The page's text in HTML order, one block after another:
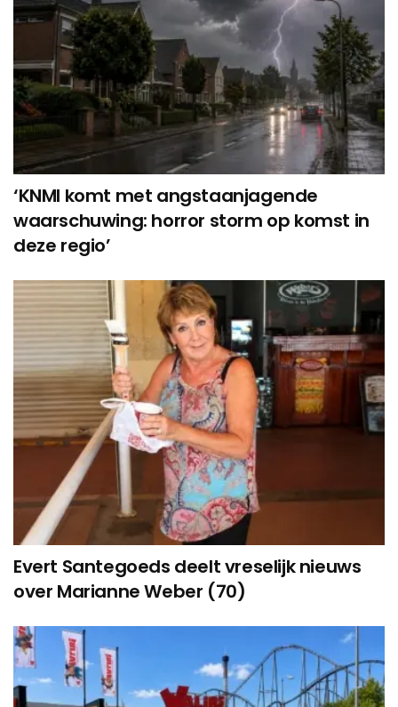
‘KNMI komt met angstaanjagende
waarschuwing: horror storm op komst in
deze regio’
Evert Santegoeds deelt vreselijk nieuws
over Marianne Weber (70)